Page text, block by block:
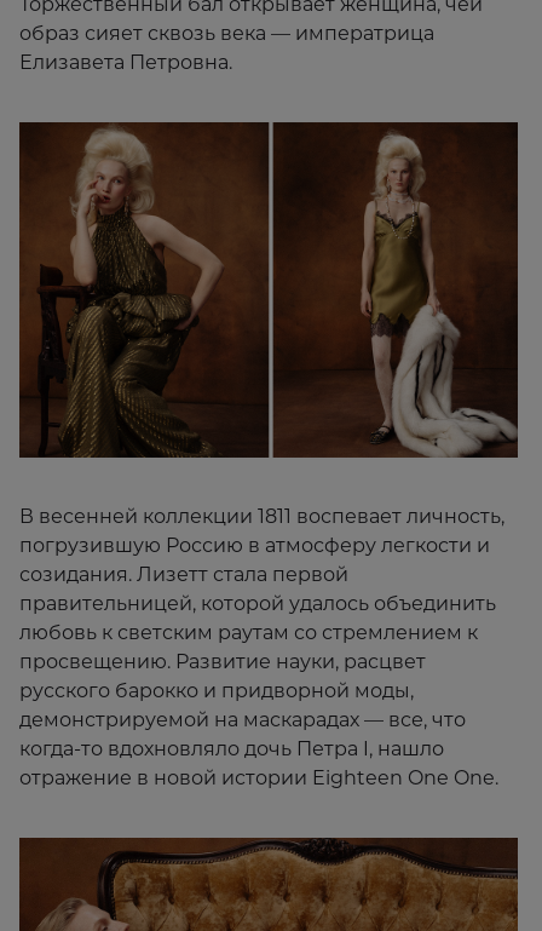
образ сияет сквозь века — императрица
Елизавета Петровна.
В весенней коллекции 1811 воспевает личность,
погрузившую Россию в атмосферу легкости и
созидания. Лизетт стала первой
правительницей, которой удалось объединить
любовь к светским раутам со стремлением к
просвещению. Развитие науки, расцвет
русского барокко и придворной моды,
демонстрируемой на маскарадах — все, что
когда-то вдохновляло дочь Петра I, нашло
отражение в новой истории Eighteen One One.